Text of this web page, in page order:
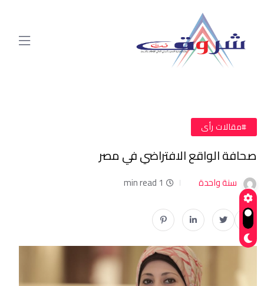
#مقالات رأى
صحافة الواقع الافتراضي في مصر
سنة واحدة 1 min read